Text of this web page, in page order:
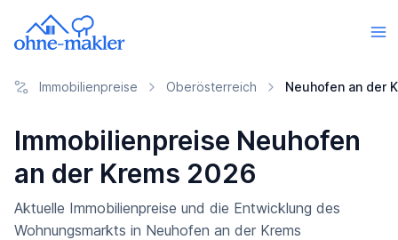
Immobilienpreise Oberösterreich Neuhofen an der
Immobilienpreise Neuhofen
an der Krems 2026
Aktuelle Immobilienpreise und die Entwicklung des
Wohnungsmarkts in Neuhofen an der Krems